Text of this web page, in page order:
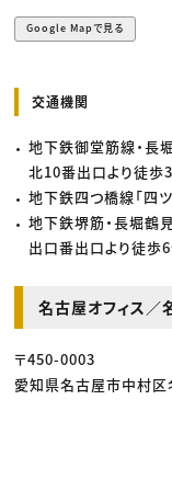
Google Mapで見る
交通機関
地下鉄御堂筋線・長
北10番出口より徒歩
地下鉄四つ橋線「四
地下鉄堺筋・長堀鶴
出口番出口より徒歩
名古屋オフィス／
〒450-0003
愛知県名古屋市中村